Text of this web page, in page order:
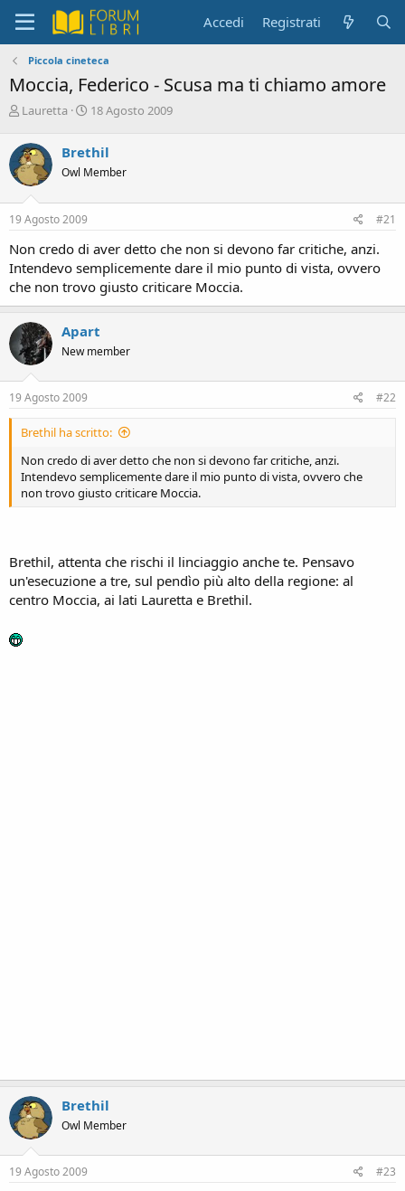
Accedi Registrati
Piccola cineteca
Moccia, Federico - Scusa ma ti chiamo amore
C
e
a
t
o
r
e
i
s
c
u
s
s
i
o
n
e
Lauretta
D
a
d
i
z
i
o
18 Agosto 2009
Brethil
Owl Member
19 Agosto 2009 #21
Non credo di aver detto che non si devono far critiche, anzi.
Intendevo semplicemente dare il mio punto di vista, ovvero
che non trovo giusto criticare Moccia.
Apart
New member
19 Agosto 2009 #22
Brethil ha scritto:
Non credo di aver detto che non si devono far critiche, anzi.
Intendevo semplicemente dare il mio punto di vista, ovvero che
non trovo giusto criticare Moccia.
Brethil, attenta che rischi il linciaggio anche te. Pensavo
un'esecuzione a tre, sul pendìo più alto della regione: al
centro Moccia, ai lati Lauretta e Brethil.
Brethil
Owl Member
19 Agosto 2009 #23